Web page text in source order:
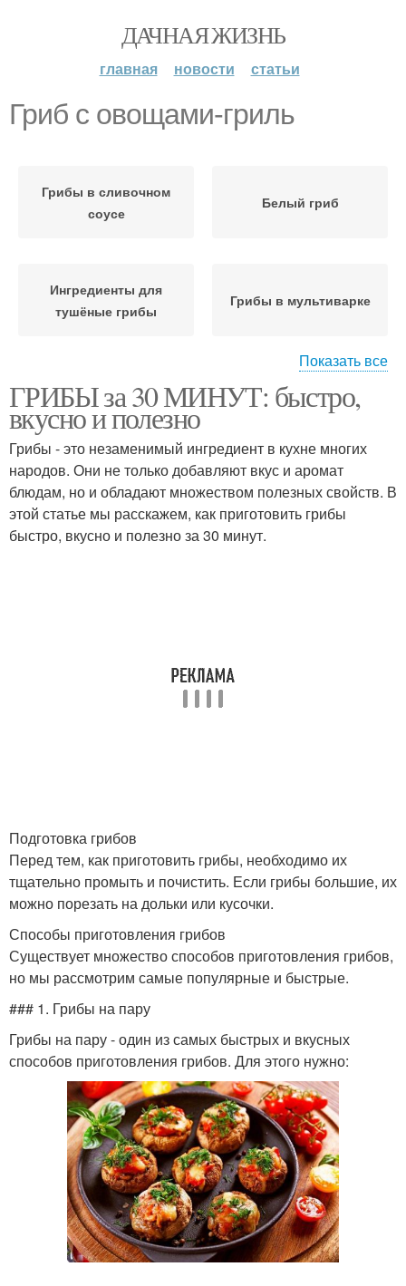
ДАЧНАЯ ЖИЗНЬ
главная новости статьи
Гриб с овощами-гриль
Грибы в сливочном
соусе
Белый гриб
Ингредиенты для
тушёные грибы
Грибы в мультиварке
Тушёные грибы
Показать все
ГРИБЫ за 30 МИНУТ: быстро,
вкусно и полезно
Грибы - это незаменимый ингредиент в кухне многих
народов. Они не только добавляют вкус и аромат
блюдам, но и обладают множеством полезных свойств. В
этой статье мы расскажем, как приготовить грибы
быстро, вкусно и полезно за 30 минут.
Подготовка грибов
Перед тем, как приготовить грибы, необходимо их
тщательно промыть и почистить. Если грибы большие, их
можно порезать на дольки или кусочки.
Способы приготовления грибов
Существует множество способов приготовления грибов,
но мы рассмотрим самые популярные и быстрые.
### 1. Грибы на пару
Грибы на пару - один из самых быстрых и вкусных
способов приготовления грибов. Для этого нужно: